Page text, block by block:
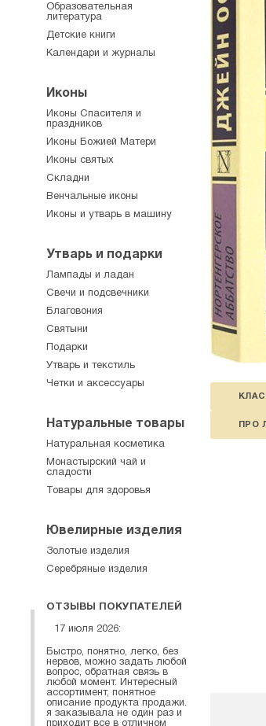
ПРО
Образовательная
литература
Детские книги
Календари и журналы
Иконы
Иконы Спасителя и
праздников
Иконы Божией Матери
Иконы святых
Складни
Венчальные иконы
Иконы и утварь в машину
Утварь и подарки
Лампады и ладан
Свечи и подсвечники
Благовония
Святыни
Подарки
Утварь и текстиль
Четки и аксессуары
Натуральные товары
Натуральная косметика
Монастырский чай и
сладости
Товары для здоровья
Ювелирные изделия
Золотые изделия
Серебряные изделия
ОТЗЫВЫ ПОКУПАТЕЛЕЙ
17 июля 2026:
Быстро, понятно, легко, без
нервов, можно задать любой
вопрос, обратная связь в
любой момент. Интересный
ассортимент, понятное
описание продукта продажи.
я заказывала не один раз и
приходит все в отличном